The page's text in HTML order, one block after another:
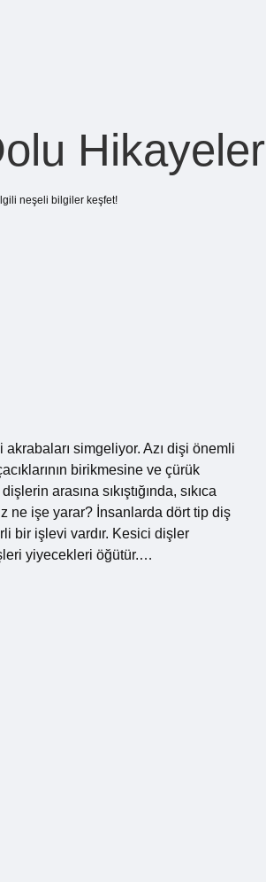
Hikayeler
neşeli bilgiler keşfet!
simgeliyor. Azı dişi önemli
birikmesine ve çürük
arasına sıkıştığında, sıkıca
ne işe yarar? İnsanlarda dört tip diş
bir işlevi vardır. Kesici dişler
yiyecekleri öğütür.…